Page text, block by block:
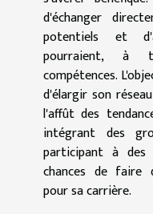
d'échanger
potentiels et
pourraient, à
compétences.
d'élargir son
l'affût des
intégrant des
participant à des
chances de faire
pour sa carrière.